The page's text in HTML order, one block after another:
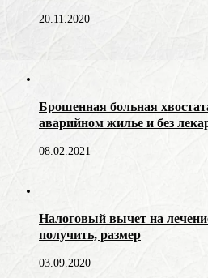
20.11.2020
Брошенная больная
аварийном жилье и без
08.02.2021
Налоговый вычет на
получить, размер
03.09.2020